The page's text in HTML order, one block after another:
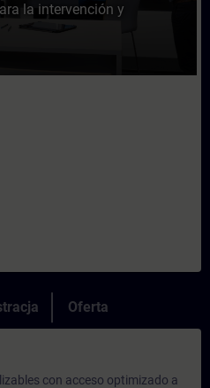
la intervención y
Oferta
con acceso optimizado a